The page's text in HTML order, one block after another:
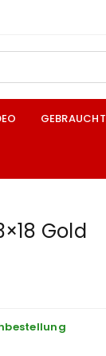
GEBRAUCHT
Gold